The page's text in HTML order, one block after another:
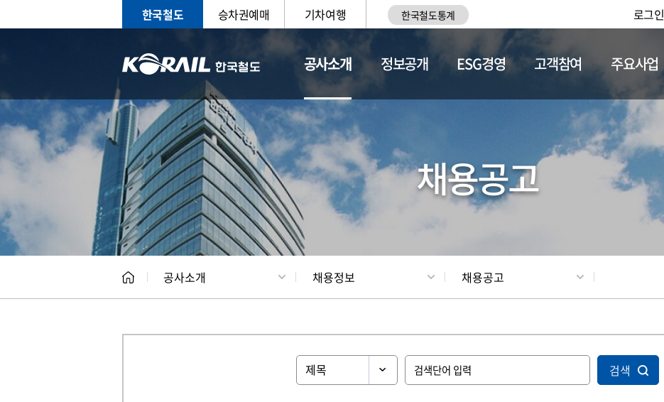
한국철도 승차권예매 기차여행 한국철도통계 로그인
공사소개
CEO 일반현황 채용정보
정보공개 ESG경영 고객참여 주요사업
채용공고
공사소개 채용정보 채용공고
검색